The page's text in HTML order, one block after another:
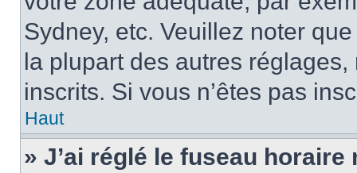
Sydney, etc. Veuillez noter
la plupart des autres réglages,
inscrits. Si vous n’êtes pas
Haut
» J’ai réglé le fuseau horaire